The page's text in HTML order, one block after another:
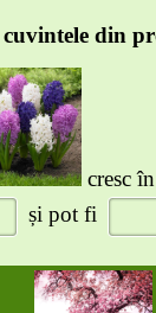
din
cresc
și pot fi